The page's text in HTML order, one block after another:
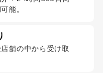
能。
舗の中から受け取